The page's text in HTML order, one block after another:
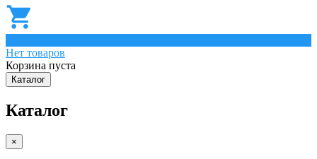
Нет товаров
Корзина пуста
Каталог
Каталог
×